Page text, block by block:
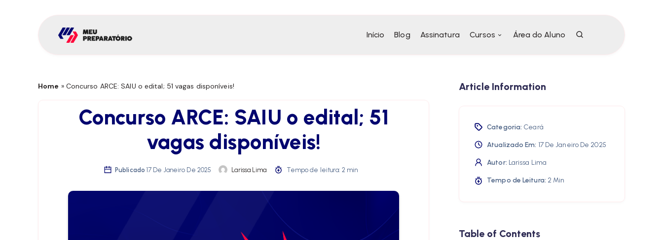
Início Blog Assinatura Cursos Área do Aluno
Home » Concurso ARCE: SAIU o edital; 51 vagas disponíveis!
Concurso ARCE: SAIU o edital; 51
vagas disponíveis!
Publicado 17 De Janeiro De 2025 Larissa Lima Tempo de leitura: 2 min
Article Information
Categoria: Ceará
Atualizado Em: 17 De Janeiro De 2025
Autor: Larissa Lima
Tempo de Leitura: 2 Min
Table of Contents